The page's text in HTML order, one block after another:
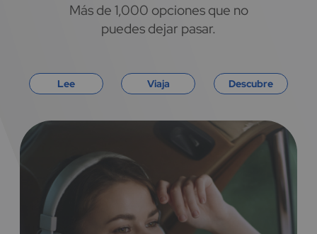
Más de 1,000 opciones que no
puedes dejar pasar.
Lee Viaja Descubre